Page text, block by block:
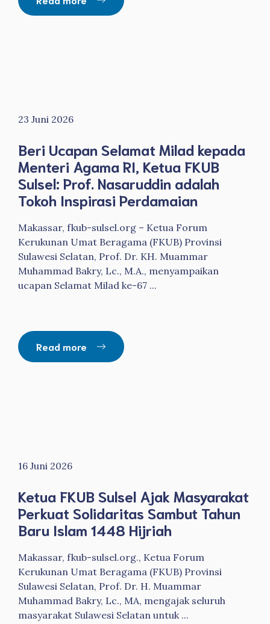
23 Juni 2026
Beri Ucapan Selamat Milad kepada
Menteri Agama RI, Ketua FKUB
Sulsel: Prof. Nasaruddin adalah
Tokoh Inspirasi Perdamaian
Makassar, fkub-sulsel.org – Ketua Forum
Kerukunan Umat Beragama (FKUB) Provinsi
Sulawesi Selatan, Prof. Dr. KH. Muammar
Muhammad Bakry, Lc., M.A., menyampaikan
ucapan Selamat Milad ke-67 ...
Read more
16 Juni 2026
Ketua FKUB Sulsel Ajak Masyarakat
Perkuat Solidaritas Sambut Tahun
Baru Islam 1448 Hijriah
Makassar, fkub-sulsel.org., Ketua Forum
Kerukunan Umat Beragama (FKUB) Provinsi
Sulawesi Selatan, Prof. Dr. H. Muammar
Muhammad Bakry, Lc., MA, mengajak seluruh
masyarakat Sulawesi Selatan untuk ...